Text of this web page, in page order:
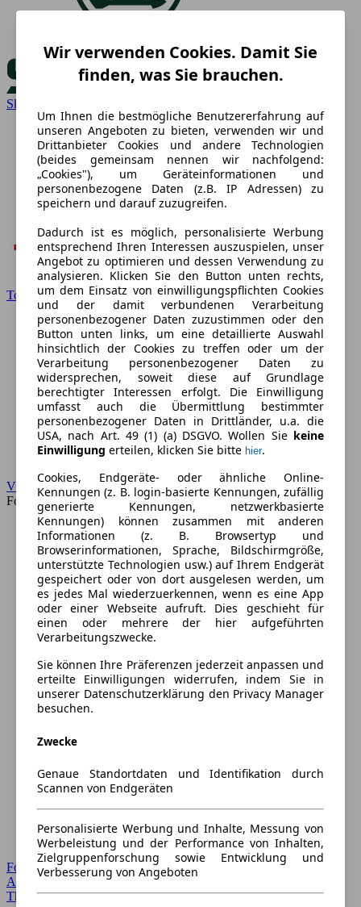
Skoda
Toyota
VW
Forum
Forum Startseite
Alle Auto-Foren
Themen-Forum
Wir verwenden Cookies. Damit Sie
finden, was Sie brauchen.
Um Ihnen die bestmögliche Benutzererfahrung auf
unseren Angeboten zu bieten, verwenden wir und
Drittanbieter Cookies und andere Technologien
(beides gemeinsam nennen wir nachfolgend:
„Cookies"), um Geräteinformationen und
personenbezogene Daten (z.B. IP Adressen) zu
speichern und darauf zuzugreifen.
Dadurch ist es möglich, personalisierte Werbung
entsprechend Ihren Interessen auszuspielen, unser
Angebot zu optimieren und dessen Verwendung zu
analysieren. Klicken Sie den Button unten rechts,
um dem Einsatz von einwilligungspflichten Cookies
und der damit verbundenen Verarbeitung
personenbezogener Daten zuzustimmen oder den
Button unten links, um eine detaillierte Auswahl
hinsichtlich der Cookies zu treffen oder um der
Verarbeitung personenbezogener Daten zu
widersprechen, soweit diese auf Grundlage
berechtigter Interessen erfolgt. Die Einwilligung
umfasst auch die Übermittlung bestimmter
personenbezogener Daten in Drittländer, u.a. die
USA, nach Art. 49 (1) (a) DSGVO. Wollen Sie keine
Einwilligung erteilen, klicken Sie bitte hier.
Cookies, Endgeräte- oder ähnliche Online-
Kennungen (z. B. login-basierte Kennungen, zufällig
generierte Kennungen, netzwerkbasierte
Kennungen) können zusammen mit anderen
Informationen (z. B. Browsertyp und
Browserinformationen, Sprache, Bildschirmgröße,
unterstützte Technologien usw.) auf Ihrem Endgerät
gespeichert oder von dort ausgelesen werden, um
es jedes Mal wiederzuerkennen, wenn es eine App
oder einer Webseite aufruft. Dies geschieht für
einen oder mehrere der hier aufgeführten
Verarbeitungszwecke.
Sie können Ihre Präferenzen jederzeit anpassen und
erteilte Einwilligungen widerrufen, indem Sie in
unserer Datenschutzerklärung den Privacy Manager
besuchen.
Zwecke
Genaue Standortdaten und Identifikation durch
Scannen von Endgeräten
Personalisierte Werbung und Inhalte, Messung von
Werbeleistung und der Performance von Inhalten,
Zielgruppenforschung sowie Entwicklung und
Verbesserung von Angeboten